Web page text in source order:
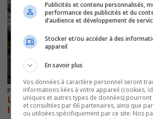
Publié le 23 juillet 2021 à 14h15
Le SPAL a l’œil sur les
les parcs
Publicités et contenu personnalisés,
performance des publicités et du
d’audience et développement de
Stocker et/ou accéder à des
appareil
En savoir plus
Vos données à caractère personnel seront
informations liées à votre appareil (cookies,
uniques et autres types de données)
et consultées par 66 partenaires, ainsi que
ou utilisées spécifiquement par ce site. Nos